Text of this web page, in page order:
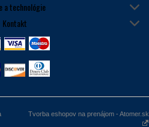
a technológie
Kontakt
Tvorba eshopov na prenájom - Atomer.sk